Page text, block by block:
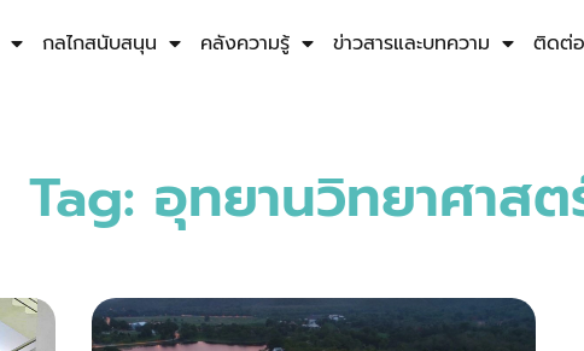
กลไกสนับสนุน คลังความรู้ ข่าวสารและบทความ ติดต่อ
Tag: อุทยานวิทยาศาสต